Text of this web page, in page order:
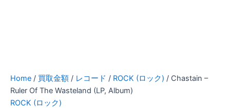
Home / 買取金額 / レコード / ROCK (ロック) / Chastain –
Ruler Of The Wasteland (LP, Album)
ROCK (ロック)